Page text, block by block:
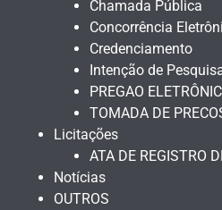
Chamada Pública
Concorrência
Credenciamento
Intenção de
PREGAO
TOMADA DE
Licitações
ATA DE REGISTRO
Notícias
OUTROS